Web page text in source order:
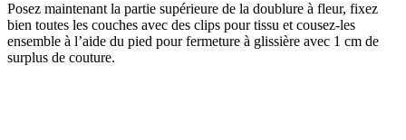
Posez maintenant la partie supérieure de la doublure à fleur, fixez
bien toutes les couches avec des clips pour tissu et cousez-les
ensemble à l’aide du pied pour fermeture à glissière avec 1 cm de
surplus de couture.